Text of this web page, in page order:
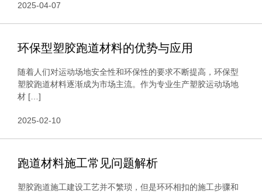
2025-04-07
环保型塑胶跑道材料的优势与应用
随着人们对运动场地安全性和环保性的要求不断提高，环保型
塑胶跑道材料逐渐成为市场主流。作为专业生产塑胶运动场地
材 […]
2025-02-10
跑道材料施工常见问题解析
塑胶跑道施工建设工艺并不繁琐，但是环环相扣的施工步骤和